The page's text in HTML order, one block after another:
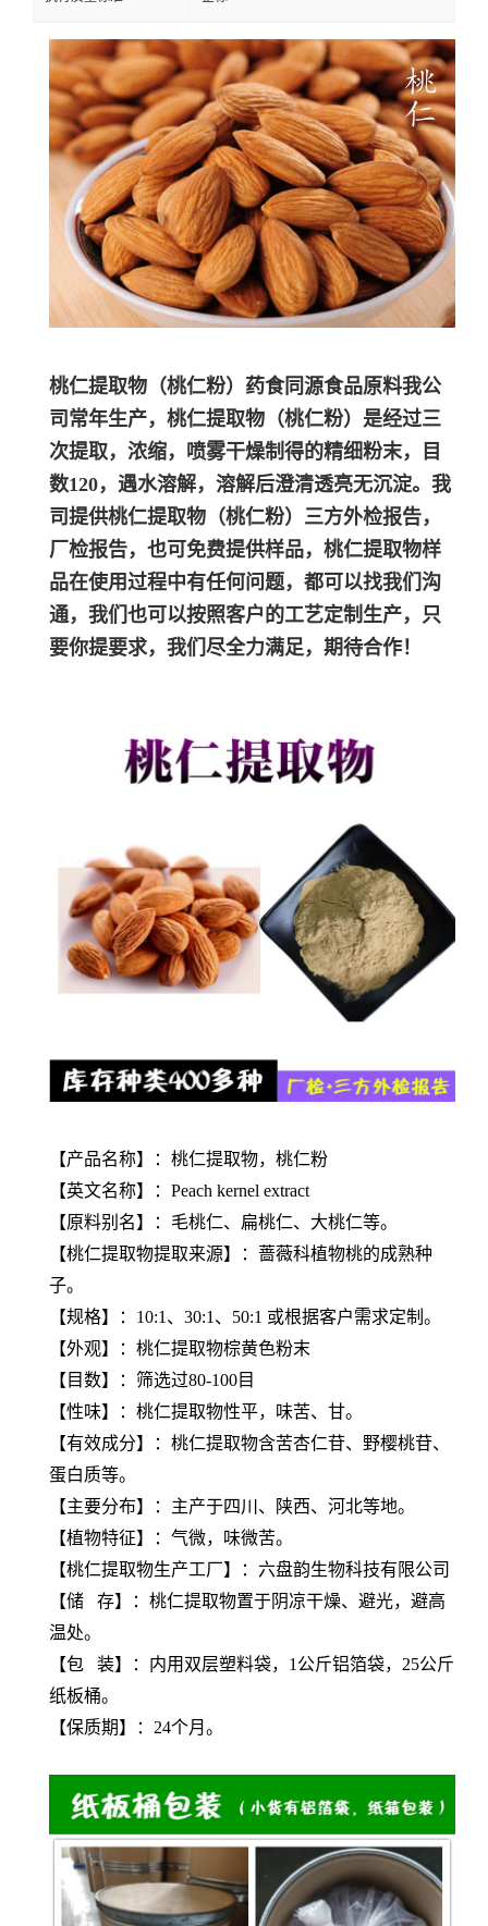
桃仁提取物（桃仁粉）药食同源食品原料我公
司常年生产， 桃仁提取物 （桃仁粉） 是经过三
次提取，浓缩，喷雾干燥制得的精细粉末，目
数120，遇水溶解，溶解后澄清透亮无沉淀。我
司提供桃仁提取物 （桃仁粉） 三方外检报告，
厂检报告，也可免费提供样品， 桃仁提取物样
品在使用过程中有任何问题，都可以找我们沟
通，我们也可以按照客户的工艺定制生产，只
要你提要求，我们尽全力满足，期待合作！
【产品名称】：桃仁提取物，桃仁粉
【英文名称】：Peach kernel extract
【原料别名】：毛桃仁、扁桃仁、大桃仁等。
【桃仁提取物提取来源】：蔷薇科植物桃的成熟种
子。
【规格】：10:1、30:1、50:1 或根据客户需求定制。
【外观】： 桃仁提取物棕黄色粉末
【目数】：筛选过80-100目
【性味】： 桃仁提取物性平，味苦、甘。
【有效成分】： 桃仁提取物含苦杏仁苷、野樱桃苷、
蛋白质等。
【主要分布】：主产于四川、陕西、河北等地。
【植物特征】：气微，味微苦。
【桃仁提取物生产工厂】：六盘韵生物科技有限公司
【储 存】： 桃仁提取物置于阴凉干燥、避光，避高
温处。
【包 装】：内用双层塑料袋，1公斤铝箔袋，25公斤
纸板桶。
【保质期】：24个月。